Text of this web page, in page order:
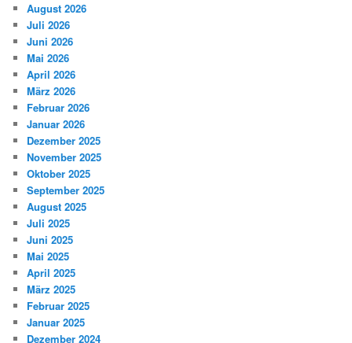
August 2026
Juli 2026
Juni 2026
Mai 2026
April 2026
März 2026
Februar 2026
Januar 2026
Dezember 2025
November 2025
Oktober 2025
September 2025
August 2025
Juli 2025
Juni 2025
Mai 2025
April 2025
März 2025
Februar 2025
Januar 2025
Dezember 2024